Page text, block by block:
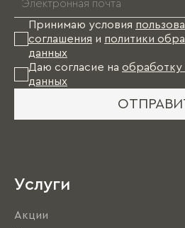
Принимаю условия
соглашения и политики
данных
Даю согласие на обработку
данных
Услуги
Акции